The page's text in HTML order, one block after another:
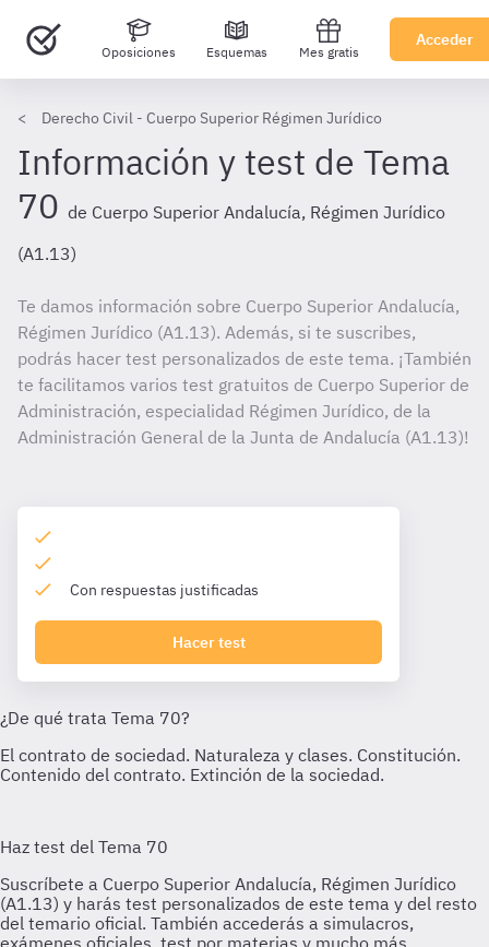
Oposiciones Esquemas Mes gratis
Acceder
Derecho Civil - Cuerpo Superior Régimen Jurídico
Información y test de Tema
70 de Cuerpo Superior Andalucía, Régimen Jurídico
(A1.13)
Te damos información sobre Cuerpo Superior Andalucía,
Régimen Jurídico (A1.13). Además, si te suscribes,
podrás hacer test personalizados de este tema. ¡También
te facilitamos varios test gratuitos de Cuerpo Superior de
Administración, especialidad Régimen Jurídico, de la
Administración General de la Junta de Andalucía (A1.13)!
Con respuestas justificadas
Hacer test